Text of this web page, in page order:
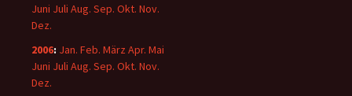
Juni Juli Aug. Sep. Okt. Nov.
Dez.
2006: Jan. Feb. März Apr. Mai
Juni Juli Aug. Sep. Okt. Nov.
Dez.